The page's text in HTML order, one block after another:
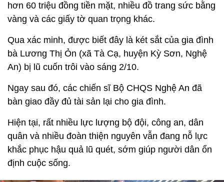
hơn 60 triệu đồng tiền mặt, nhiều đồ trang sức bằng
vàng và các giấy tờ quan trọng khác.
Qua xác minh, được biết đây là két sắt của gia đình
bà Lương Thị Ỏn (xã Tà Cạ, huyện Kỳ Sơn, Nghệ
An) bị lũ cuốn trôi vào sáng 2/10.
Ngay sau đó, các chiến sĩ Bộ CHQS Nghệ An đã
bàn giao đầy đủ tài sản lại cho gia đình.
Hiện tại, rất nhiều lực lượng bộ đội, công an, dân
quân và nhiều đoàn thiện nguyên vẫn đang nỗ lực
khắc phục hậu quả lũ quét, sớm giúp người dân ổn
định cuộc sống.